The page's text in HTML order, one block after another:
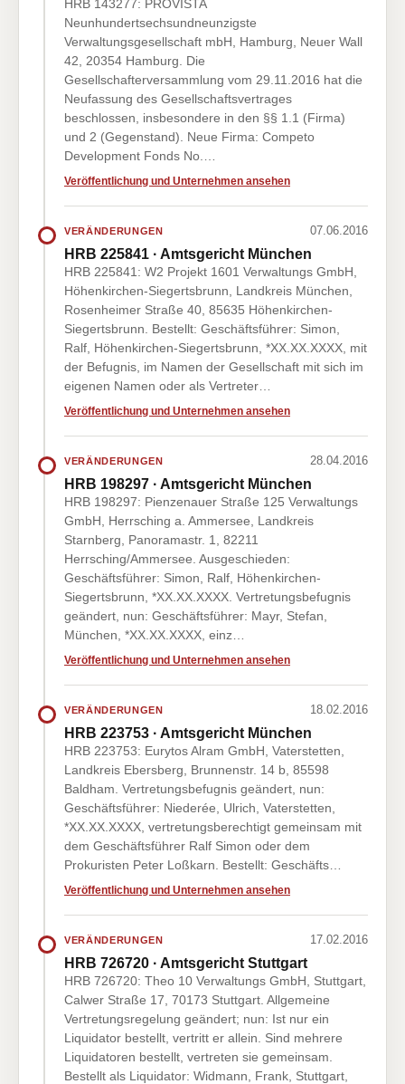
HRB 143277: PROVISTA
Neunhundertsechsundneunzigste
Verwaltungsgesellschaft mbH, Hamburg, Neuer Wall
42, 20354 Hamburg. Die
Gesellschafterversammlung vom 29.11.2016 hat die
Neufassung des Gesellschaftsvertrages
beschlossen, insbesondere in den §§ 1.1 (Firma)
und 2 (Gegenstand). Neue Firma: Competo
Development Fonds No.…
Veröffentlichung und Unternehmen ansehen
VERÄNDERUNGEN 07.06.2016
HRB 225841 · Amtsgericht München
HRB 225841: W2 Projekt 1601 Verwaltungs GmbH,
Höhenkirchen-Siegertsbrunn, Landkreis München,
Rosenheimer Straße 40, 85635 Höhenkirchen-
Siegertsbrunn. Bestellt: Geschäftsführer: Simon,
Ralf, Höhenkirchen-Siegertsbrunn, *XX.XX.XXXX, mit
der Befugnis, im Namen der Gesellschaft mit sich im
eigenen Namen oder als Vertreter…
Veröffentlichung und Unternehmen ansehen
VERÄNDERUNGEN 28.04.2016
HRB 198297 · Amtsgericht München
HRB 198297: Pienzenauer Straße 125 Verwaltungs
GmbH, Herrsching a. Ammersee, Landkreis
Starnberg, Panoramastr. 1, 82211
Herrsching/Ammersee. Ausgeschieden:
Geschäftsführer: Simon, Ralf, Höhenkirchen-
Siegertsbrunn, *XX.XX.XXXX. Vertretungsbefugnis
geändert, nun: Geschäftsführer: Mayr, Stefan,
München, *XX.XX.XXXX, einz…
Veröffentlichung und Unternehmen ansehen
VERÄNDERUNGEN 18.02.2016
HRB 223753 · Amtsgericht München
HRB 223753: Eurytos Alram GmbH, Vaterstetten,
Landkreis Ebersberg, Brunnenstr. 14 b, 85598
Baldham. Vertretungsbefugnis geändert, nun:
Geschäftsführer: Niederée, Ulrich, Vaterstetten,
*XX.XX.XXXX, vertretungsberechtigt gemeinsam mit
dem Geschäftsführer Ralf Simon oder dem
Prokuristen Peter Loßkarn. Bestellt: Geschäfts…
Veröffentlichung und Unternehmen ansehen
VERÄNDERUNGEN 17.02.2016
HRB 726720 · Amtsgericht Stuttgart
HRB 726720: Theo 10 Verwaltungs GmbH, Stuttgart,
Calwer Straße 17, 70173 Stuttgart. Allgemeine
Vertretungsregelung geändert; nun: Ist nur ein
Liquidator bestellt, vertritt er allein. Sind mehrere
Liquidatoren bestellt, vertreten sie gemeinsam.
Bestellt als Liquidator: Widmann, Frank, Stuttgart,